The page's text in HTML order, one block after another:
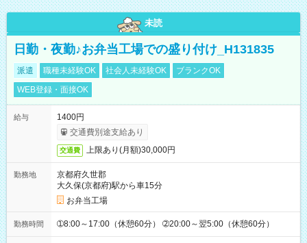
未読
日勤・夜勤♪お弁当工場での盛り付け_H131835
派遣 職種未経験OK 社会人未経験OK
ブランクOK
WEB登録・面接OK
給与
1400円
交通費別途支給あり
交通費 上限あり(月額)30,000円
勤務地
京都府久世郡
大久保(京都府)駅から車15分
お弁当工場
勤務時間 ➀8:00～17:00（休憩60分） ➁20:00～翌5:00（休憩60分）